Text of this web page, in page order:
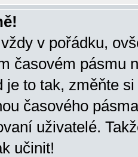
v pořádku,
časovém pásmu
je to tak, změňte
časového
uživatelé.
učinit!